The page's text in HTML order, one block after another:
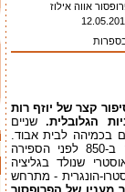
אווה אילוז
קצר של יוזף רות
הגלובלית.שניים
בכמיהה לבית אבוד.
סיפור אחד הוא כמובן האודיסיאה (שנכתבה ב-850 לפני הספירה
שנולד בגליציה
הונגרית - מתרחש